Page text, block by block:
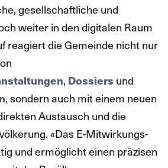
gesellschaftliche und
weiter in den digitalen Raum
reagiert die Gemeinde nicht nur
, Dossiers und
, sondern auch mit einem neuen
Austausch und die
«Das E-Mitwirkungs-
und ermöglicht einen präzisen